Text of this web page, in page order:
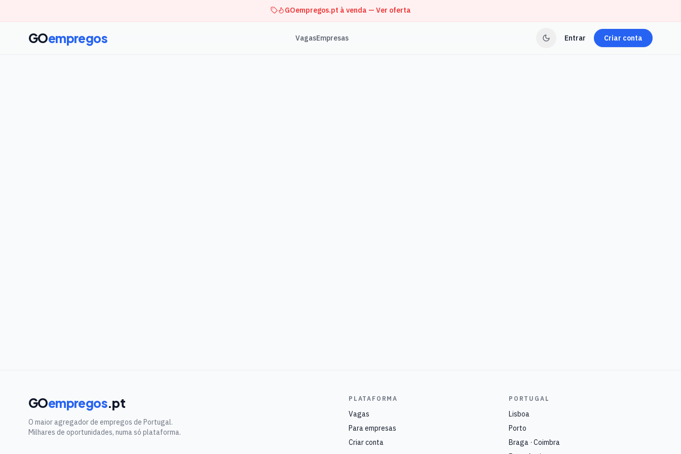
GOempregos.pt à venda — Ver oferta
GOempregos VagasEmpresas Entrar Criar conta
GOempregos.pt
O maior agregador de empregos de Portugal.
Milhares de oportunidades, numa só plataforma.
PLATAFORMA
Vagas
Para empresas
Criar conta
PORTUGAL
Lisboa
Porto
Braga · Coimbra